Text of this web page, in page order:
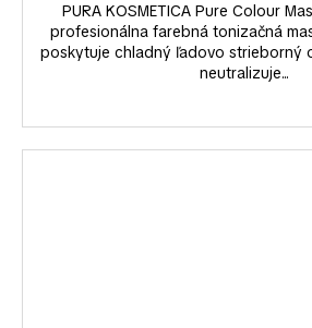
PURA KOSMETICA Pure Colour
profesionálna farebná tonizačná
poskytuje chladný ľadovo strieborný
neutralizuje...